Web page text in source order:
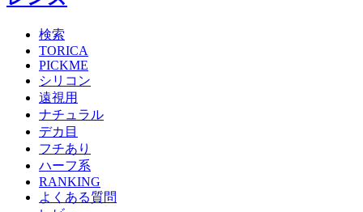
検索
TORICA
PICKME
シリコン
遠視用
ナチュラル
デカ目
フチあり
ハーフ系
RANKING
よくある質問